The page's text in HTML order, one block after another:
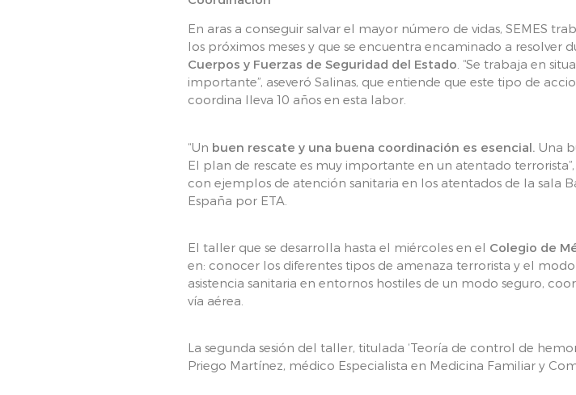
En aras a conseguir salvar el mayor número de vidas, SEMES
los próximos meses y que se encuentra encaminado a resolver
Cuerpos y Fuerzas de Seguridad del Estado . “Se trabaja en
importante”, aseveró Salinas, que entiende que este tipo de
coordina lleva 10 años en esta labor.
“Un buen rescate y una buena coordinación es esencial. Una
El plan de rescate es muy importante en un atentado
con ejemplos de atención sanitaria en los atentados de la sala
España por ETA.
El taller que se desarrolla hasta el miércoles en el Colegio de
en: conocer los diferentes tipos de amenaza terrorista y el
asistencia sanitaria en entornos hostiles de un modo seguro,
vía aérea.
La segunda sesión del taller, titulada ‘Teoría de control de
Priego Martínez, médico Especialista en Medicina Familiar y